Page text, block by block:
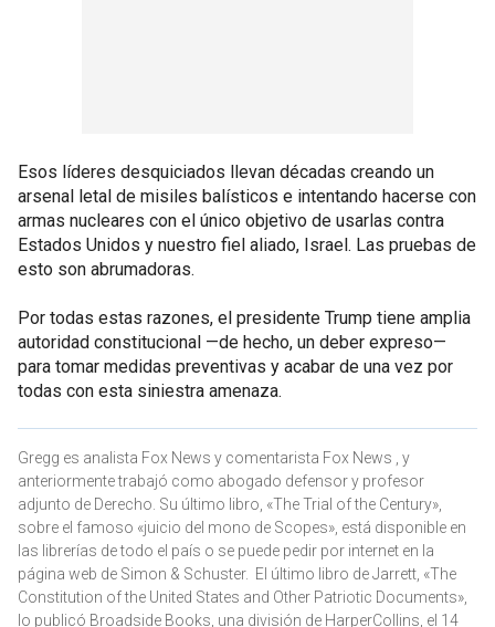
Esos líderes desquiciados llevan décadas creando un
arsenal letal de misiles balísticos e intentando hacerse con
armas nucleares con el único objetivo de usarlas contra
Estados Unidos y nuestro fiel aliado, Israel. Las pruebas de
esto son abrumadoras.
Por todas estas razones, el presidente Trump tiene amplia
autoridad constitucional —de hecho, un deber expreso—
para tomar medidas preventivas y acabar de una vez por
todas con esta siniestra amenaza.
Gregg es analista Fox News y comentarista Fox News , y
anteriormente trabajó como abogado defensor y profesor
adjunto de Derecho. Su último libro, «The Trial of the Century»,
sobre el famoso «juicio del mono de Scopes», está disponible en
las librerías de todo el país o se puede pedir por internet en la
página web de Simon & Schuster. El último libro de Jarrett, «The
Constitution of the United States and Other Patriotic Documents»,
lo publicó Broadside Books, una división de HarperCollins, el 14